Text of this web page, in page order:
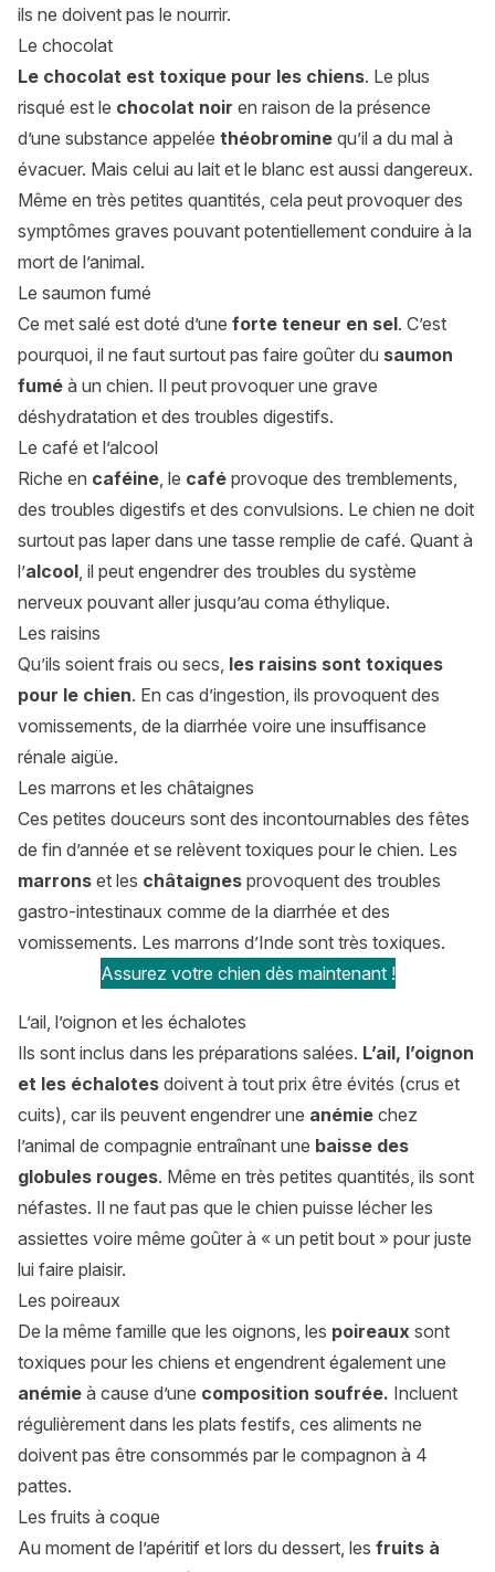
ils ne doivent pas le nourrir.
Le chocolat
Le chocolat est toxique pour les chiens. Le plus
risqué est le chocolat noir en raison de la présence
d’une substance appelée théobromine qu’il a du mal à
évacuer. Mais celui au lait et le blanc est aussi dangereux.
Même en très petites quantités, cela peut provoquer des
symptômes graves pouvant potentiellement conduire à la
mort de l’animal.
Le saumon fumé
Ce met salé est doté d’une forte teneur en sel. C’est
pourquoi, il ne faut surtout pas faire goûter du saumon
fumé à un chien. Il peut provoquer une grave
déshydratation et des troubles digestifs.
Le café et l’alcool
Riche en caféine, le café provoque des tremblements,
des troubles digestifs et des convulsions. Le chien ne doit
surtout pas laper dans une tasse remplie de café. Quant à
l’alcool, il peut engendrer des troubles du système
nerveux pouvant aller jusqu’au coma éthylique.
Les raisins
Qu’ils soient frais ou secs, les raisins sont toxiques
pour le chien. En cas d’ingestion, ils provoquent des
vomissements, de la diarrhée voire une insuffisance
rénale aigüe.
Les marrons et les châtaignes
Ces petites douceurs sont des incontournables des fêtes
de fin d’année et se relèvent toxiques pour le chien. Les
marrons et les châtaignes provoquent des troubles
gastro-intestinaux comme de la diarrhée et des
vomissements. Les marrons d’Inde sont très toxiques.
Assurez votre chien dès maintenant !
L’ail, l’oignon et les échalotes
Ils sont inclus dans les préparations salées. L’ail, l’oignon
et les échalotes doivent à tout prix être évités (crus et
cuits), car ils peuvent engendrer une anémie chez
l’animal de compagnie entraînant une baisse des
globules rouges. Même en très petites quantités, ils sont
néfastes. Il ne faut pas que le chien puisse lécher les
assiettes voire même goûter à « un petit bout » pour juste
lui faire plaisir.
Les poireaux
De la même famille que les oignons, les poireaux sont
toxiques pour les chiens et engendrent également une
anémie à cause d’une composition soufrée. Incluent
régulièrement dans les plats festifs, ces aliments ne
doivent pas être consommés par le compagnon à 4
pattes.
Les fruits à coque
Au moment de l’apéritif et lors du dessert, les fruits à